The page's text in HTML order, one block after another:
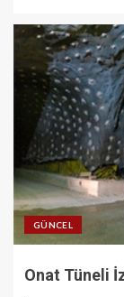
GÜNCEL
Onat Tüneli